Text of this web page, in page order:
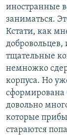
иностранные
заниматься.
Кстати, как
добровольцев,
тщательные
немножко
корпуса. Но
сформирована
довольно
которые
стараются